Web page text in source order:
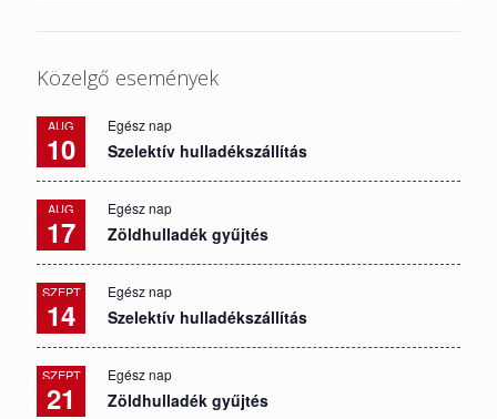
Közelgő események
AUG
10
Egész nap
Szelektív hulladékszállítás
AUG
17
Egész nap
Zöldhulladék gyűjtés
SZEPT
14
Egész nap
Szelektív hulladékszállítás
SZEPT
21
Egész nap
Zöldhulladék gyűjtés